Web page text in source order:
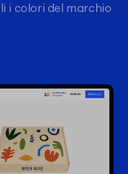
i colori del marchio